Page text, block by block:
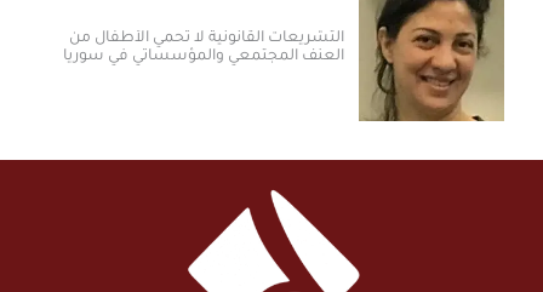
التشريعات القانونية لا تحمي الأطفال من
العنف المجتمعي والمؤسساتي في سوريا